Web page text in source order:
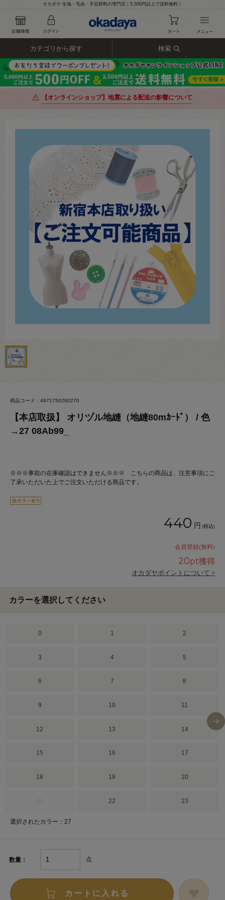
オカダヤ 生地・毛糸・手芸材料の専門店｜5,500円以上で送料無料！
カテゴリから探す 検索
【オンラインショップ】地震による配送の影響について
商品コード：4971750280270
【本店取扱】 オリヅル地縫（地縫80mｶｰﾄﾞ） / 色
→27 08Ab99_
※※※事前の在庫確認はできません※※※ こちらの商品は、注意事項にご
了承いただいた上でご注文いただける商品です。
440 円 (税込)
会員登録(無料)
20pt獲得
オカダヤポイントについて >
カラーを選択してください
0 1 2
3 4 5
6 7 8
9 10 11
12 13 14
15 16 17
18 19 20
22 23
選択されたカラー：27
数量： 点
カートに入れる